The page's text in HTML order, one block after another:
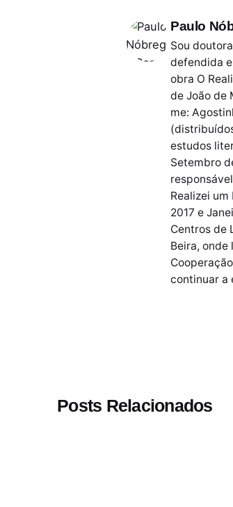
Paulo
Sou
defendida
obra O
de João de
me:
estudos
Setembro
Realizei
2017 e
Centros de
Beira,
continuar a
Posts Relacionados